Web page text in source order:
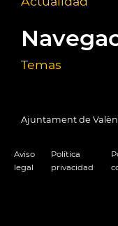
Temas
Ajuntament de
Aviso
legal
Política
privacidad